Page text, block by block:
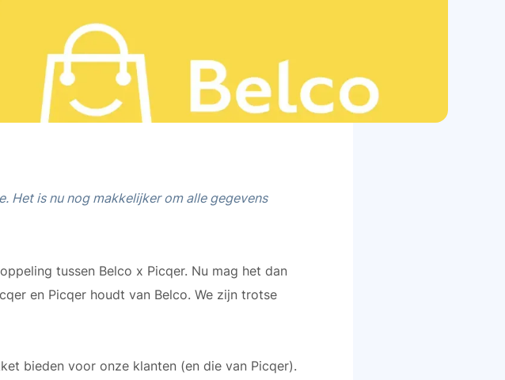
Het is nu nog makkelijker om alle gegevens
tussen Belco x Picqer. Nu mag het dan
en Picqer houdt van Belco. We zijn trotse
bieden voor onze klanten (en die van Picqer).